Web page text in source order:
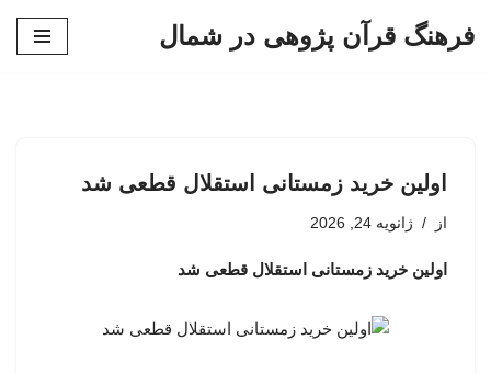
فرهنگ قرآن پژوهی در شمال
اولین خرید زمستانی استقلال قطعی شد
از ژانویه 24, 2026
اولین خرید زمستانی استقلال قطعی شد